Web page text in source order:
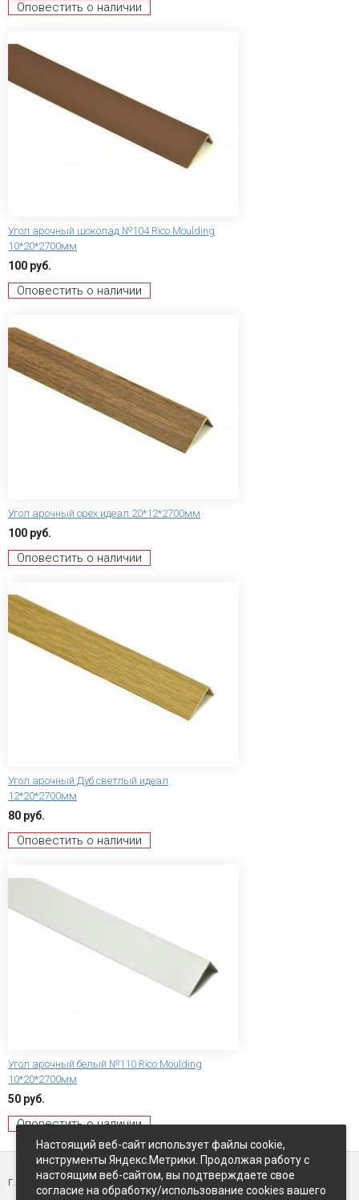
Оповестить о наличии
Угол арочный шоколад №104 Rico Moulding
10*20*2700мм
100 руб.
Оповестить о наличии
Угол арочный орех идеал 20*12*2700мм
100 руб.
Оповестить о наличии
Угол арочный Дуб светлый идеал
12*20*2700мм
80 руб.
Оповестить о наличии
Угол арочный белый №110 Rico Moulding
10*20*2700мм
50 руб.
Оповестить о наличии
г. Петропавловск-Камчатский,ул Восточное-шоссе, д.5
Настоящий веб-сайт использует файлы cookie,
инструменты Яндекс.Метрики. Продолжая работу с
настоящим веб-сайтом, вы подтверждаете свое
согласие на обработку/использование cookies вашего